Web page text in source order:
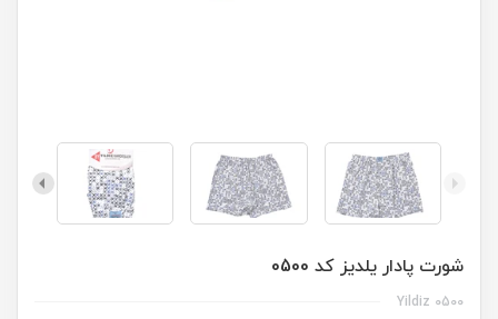
شورت پادار یلدیز کد 0500
Yildiz 0500